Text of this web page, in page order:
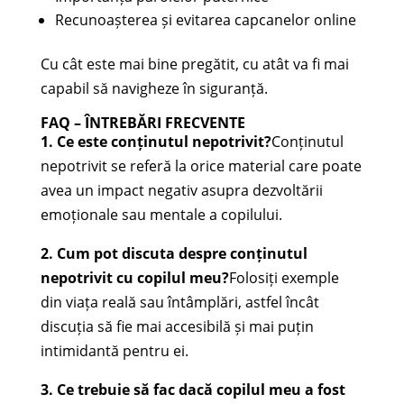
Recunoașterea și evitarea capcanelor online
Cu cât este mai bine pregătit, cu atât va fi mai
capabil să navigheze în siguranță.
FAQ – ÎNTREBĂRI FRECVENTE
1. Ce este conținutul nepotrivit?Conținutul
nepotrivit se referă la orice material care poate
avea un impact negativ asupra dezvoltării
emoționale sau mentale a copilului.
2. Cum pot discuta despre conținutul
nepotrivit cu copilul meu?Folosiți exemple
din viața reală sau întâmplări, astfel încât
discuția să fie mai accesibilă și mai puțin
intimidantă pentru ei.
3. Ce trebuie să fac dacă copilul meu a fost